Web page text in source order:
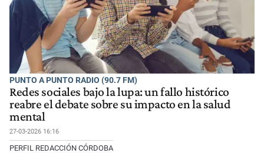
PUNTO A PUNTO RADIO (90.7 FM)
Redes sociales bajo la lupa: un fallo histórico
reabre el debate sobre su impacto en la salud
mental
27-03-2026 16:16
PERFIL REDACCIÓN CÓRDOBA